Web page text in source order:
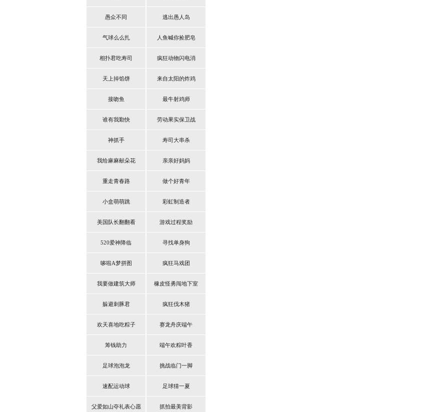
愚众不同 逃出愚人岛
气球么么扎 人鱼喊你捡肥皂
相扑君吃寿司 疯狂动物闪电消
天上掉馅饼 来自太阳的炸鸡
接吻鱼 最牛射鸡师
谁有我勤快 劳动果实保卫战
神抓手 寿司大串杀
我给麻麻献朵花 亲亲好妈妈
重走青春路 做个好青年
小盒萌萌跳 彩虹制造者
美国队长翻翻看 游戏过程奖励
520爱神降临 寻找单身狗
哆啦A梦拼图 疯狂马戏团
我要做建筑大师 橡皮怪勇闯地下室
躲避刺豚君 疯狂伐木猪
欢天喜地吃粽子 赛龙舟庆端午
筹钱助力 端午欢粽叶香
足球泡泡龙 挑战临门一脚
速配运动球 足球猜一夏
父爱如山夺礼表心愿 抓拍最美背影